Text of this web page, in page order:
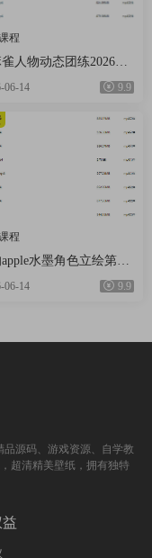
程
人物动态团练2026年1
【画质高清只有视频】
06-14 9.9
程
水墨角色立绘第2
质还可以只有视频】
06-14 9.9
源码、游戏资源、自学教
超清精美壁纸，拥有独特